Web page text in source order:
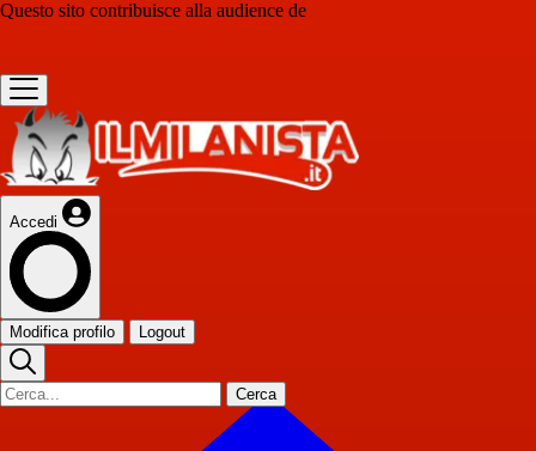
Questo sito contribuisce alla audience de
Accedi
Modifica profilo Logout
Cerca